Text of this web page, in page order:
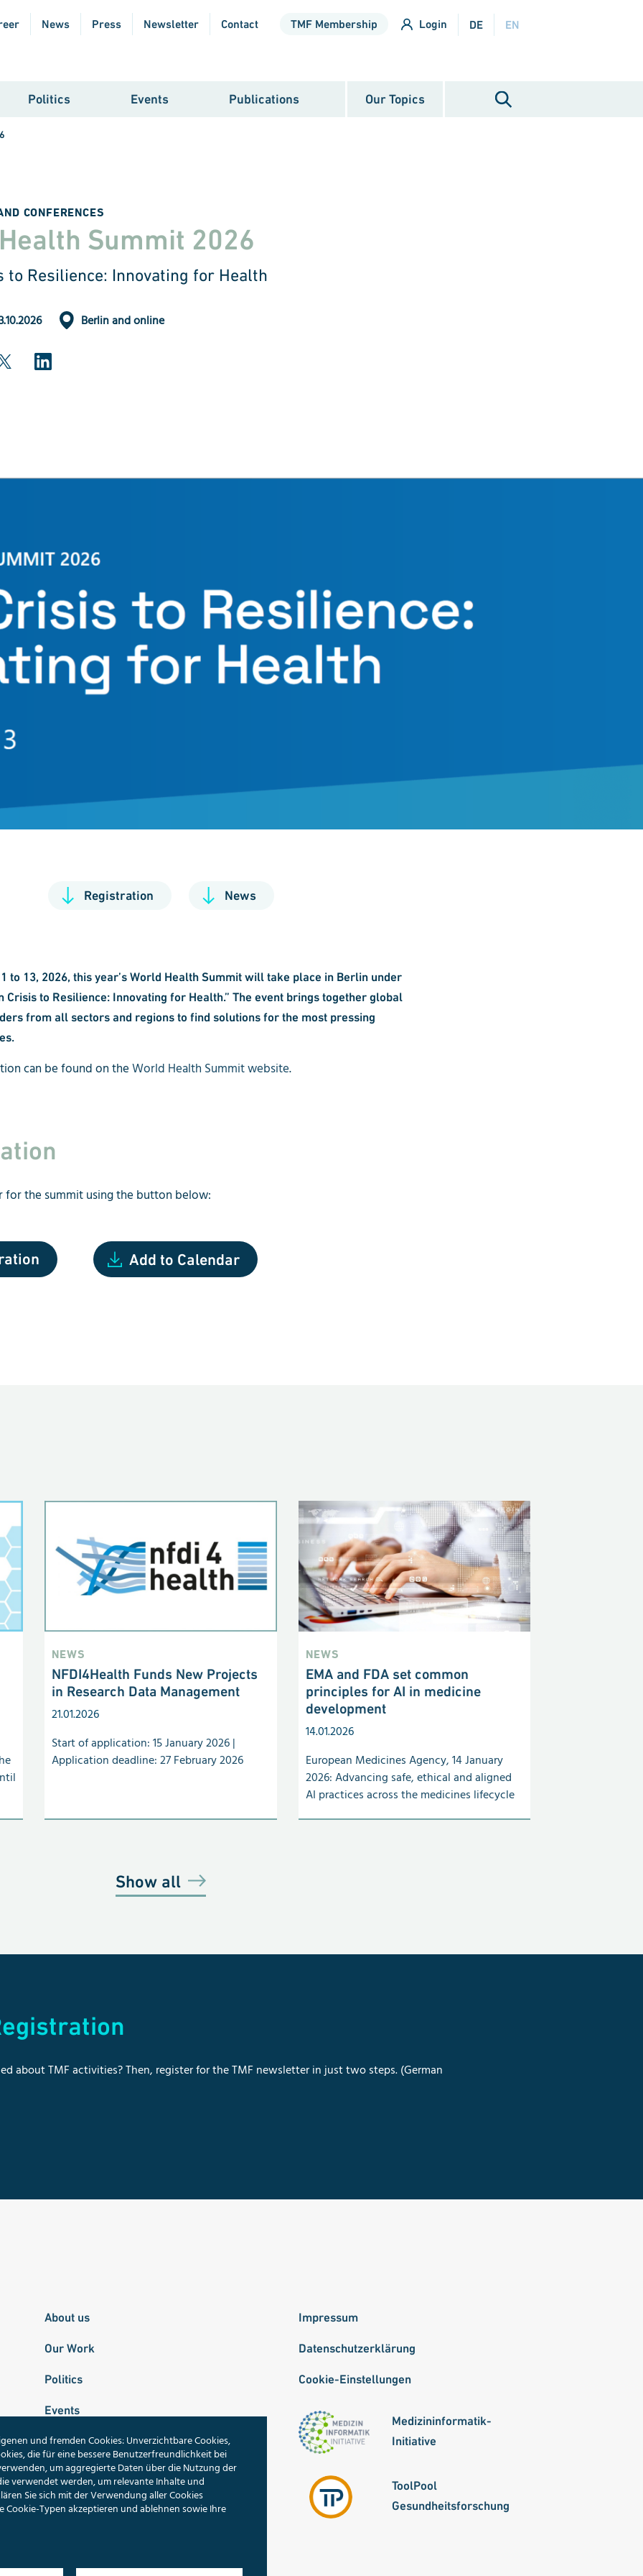
News Press Newsletter Contact TMF Membership Login DE EN
Politics Events Publications Our Topics
CONFERENCES
Summit 2026
to Resilience: Innovating for Health
Berlin and online
Registration News
to 13, 2026, this year’s World Health Summit will take place in Berlin under
Crisis to Resilience: Innovating for Health.” The event brings together global
from all sectors and regions to find solutions for the most pressing
can be found on theWorld Health Summit website.
for the summit using the button below:
Add to Calendar
NEWS
NFDI4Health Funds New Projects
in Research Data Management
21.01.2026
Start of application: 15 January 2026 |
Application deadline: 27 February 2026
NEWS
EMA and FDA set common
principles for AI in medicine
development
14.01.2026
European Medicines Agency, 14 January
2026: Advancing safe, ethical and aligned
AI practices across the medicines lifecycle
Show all
about TMF activities? Then, register for the TMF newsletter in just two steps. (German
About us
Our Work
Politics
Events
Publications
Our Topics
Search
Impressum
Datenschutzerklärung
Cookie-Einstellungen
Medizininformatik-
Initiative
ToolPool
Gesundheitsforschung
und fremden Cookies: Unverzichtbare Cookies,
die für eine bessere Benutzerfreundlichkeit bei
um aggregierte Daten über die Nutzung der
verwendet werden, um relevante Inhalte und
Sie sich mit der Verwendung aller Cookies
Typen akzeptieren und ablehnen sowie Ihre